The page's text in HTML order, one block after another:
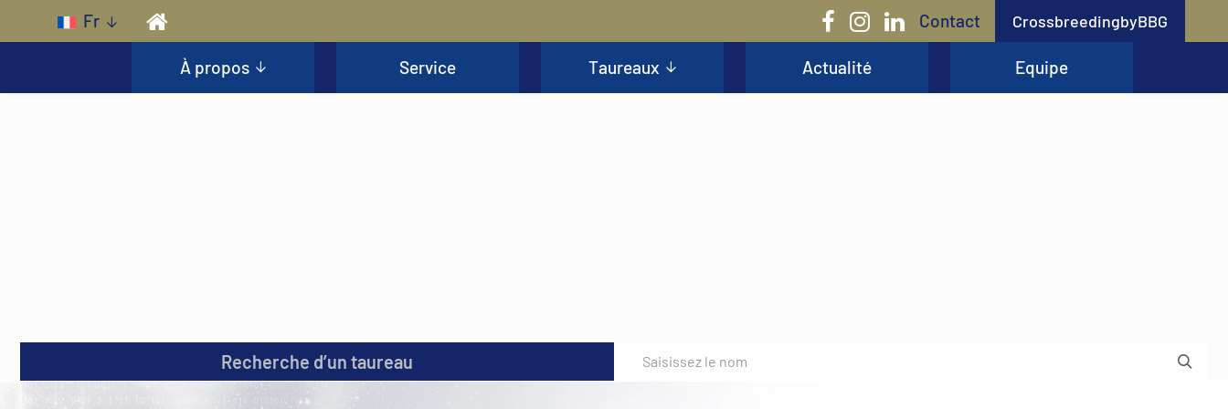
Skip to main content
Fr Contact CrossbreedingbyBBG
À propos Service Taureaux Actualité Equipe
Recherche d’un taureau